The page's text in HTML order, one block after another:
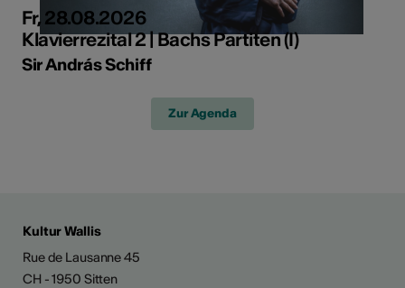
Fr, 28.08.2026
Klavierrezital 2 | Bachs Partiten (I)
Sir András Schiff
Zur Agenda
Kultur Wallis
Rue de Lausanne 45
CH - 1950 Sitten